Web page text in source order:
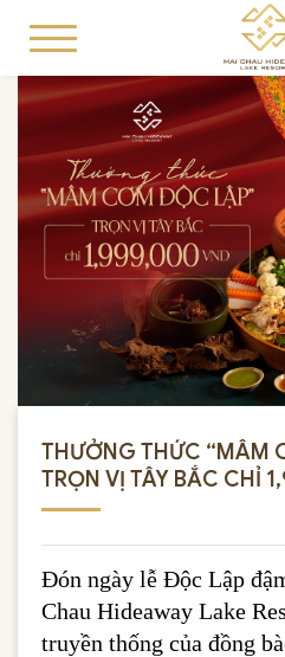
THƯỞNG THỨC “MÂM
TRỌN VỊ TÂY BẮC CHỈ
Đón ngày lễ Độc Lập
Chau Hideaway Lake
truyền thống của đồng